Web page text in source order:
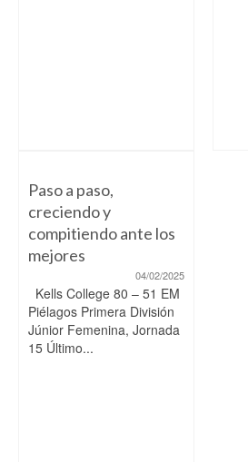
Paso a paso,
creciendo y
compitiendo ante los
mejores
04/02/2025
Kells College 80 – 51 EM
Piélagos Primera División
Júnior Femenina, Jornada
15 Último...